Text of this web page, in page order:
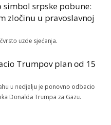
simbol srpske pobune:
zločinu u pravoslavnoj
uzde sjećanja.
Trumpov plan od 15
u nedjelju je ponovno odbacio
Donalda Trumpa za Gazu.